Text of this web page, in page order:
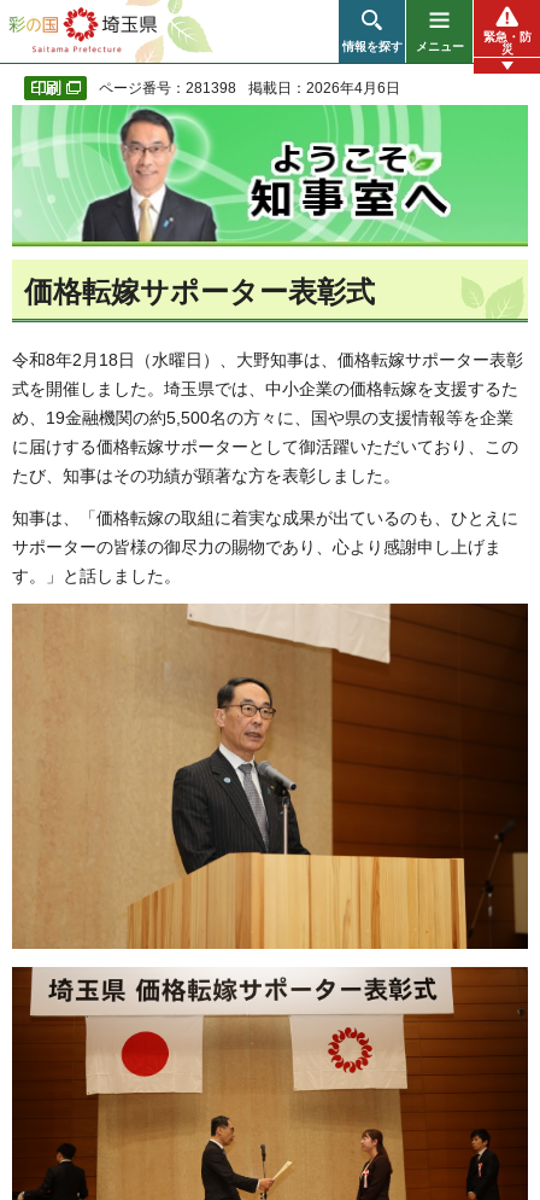
彩の国 埼玉県
情報を探す メニュー
緊急・防
災
ページ番号：281398 掲載日：2026年4月6日
価格転嫁サポーター表彰式
令和8年2月18日（水曜日）、大野知事は、価格転嫁サポーター表彰
式を開催しました。埼玉県では、中小企業の価格転嫁を支援するた
め、19金融機関の約5,500名の方々に、国や県の支援情報等を企業
に届けする価格転嫁サポーターとして御活躍いただいており、この
たび、知事はその功績が顕著な方を表彰しました。
知事は、「価格転嫁の取組に着実な成果が出ているのも、ひとえに
サポーターの皆様の御尽力の賜物であり、心より感謝申し上げま
す。」と話しました。